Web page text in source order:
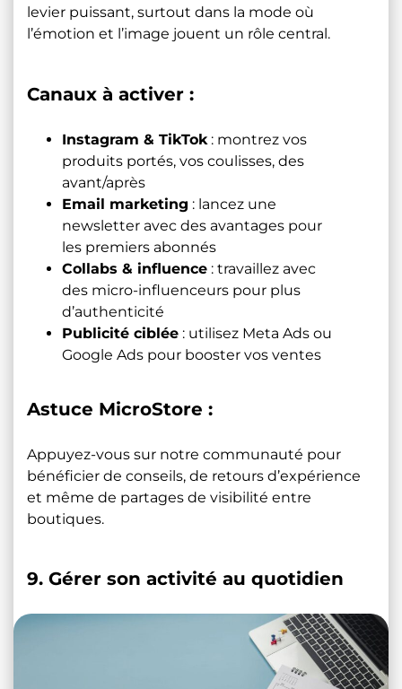
levier puissant, surtout dans la mode où
l’émotion et l’image jouent un rôle central.
Canaux à activer :
Instagram & TikTok: montrez vos
produits portés, vos coulisses, des
avant/après
Email marketing : lancez une
newsletter avec des avantages pour
les premiers abonnés
Collabs & influence : travaillez avec
des micro-influenceurs pour plus
d’authenticité
Publicité ciblée : utilisez Meta Ads ou
Google Ads pour booster vos ventes
Astuce MicroStore :
Appuyez-vous sur notre communauté pour
bénéficier de conseils, de retours d’expérience
et même de partages de visibilité entre
boutiques.
9. Gérer son activité au quotidien